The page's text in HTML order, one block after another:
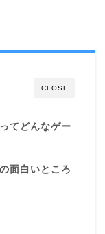
CLOSE
てどんなゲー
面白いところ